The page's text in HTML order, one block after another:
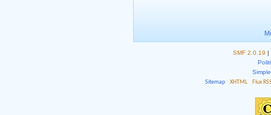
SMF 2.0.19 |
Sitemap
XHTML Flux